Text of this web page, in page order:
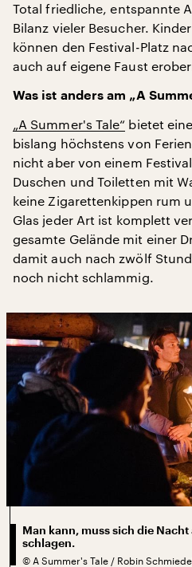
Total friedliche, entspannte
Bilanz vieler Besucher.
können den Festival-Platz
auch auf eigene Faust
Was ist anders am „A
„A Summer's Tale“ bietet
bislang höchstens von
nicht aber von einem
Duschen und Toiletten mit
keine Zigarettenkippen rum
Glas jeder Art ist komplett
gesamte Gelände mit einer
damit auch nach zwölf
noch nicht schlammig.
Man kann, muss sich die
schlagen.
© A Summer's Tale / Robin